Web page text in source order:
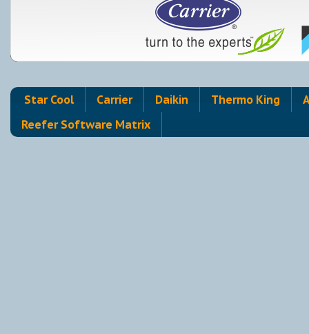
Star Cool Carrier Daikin Thermo King
Reefer Software Matrix